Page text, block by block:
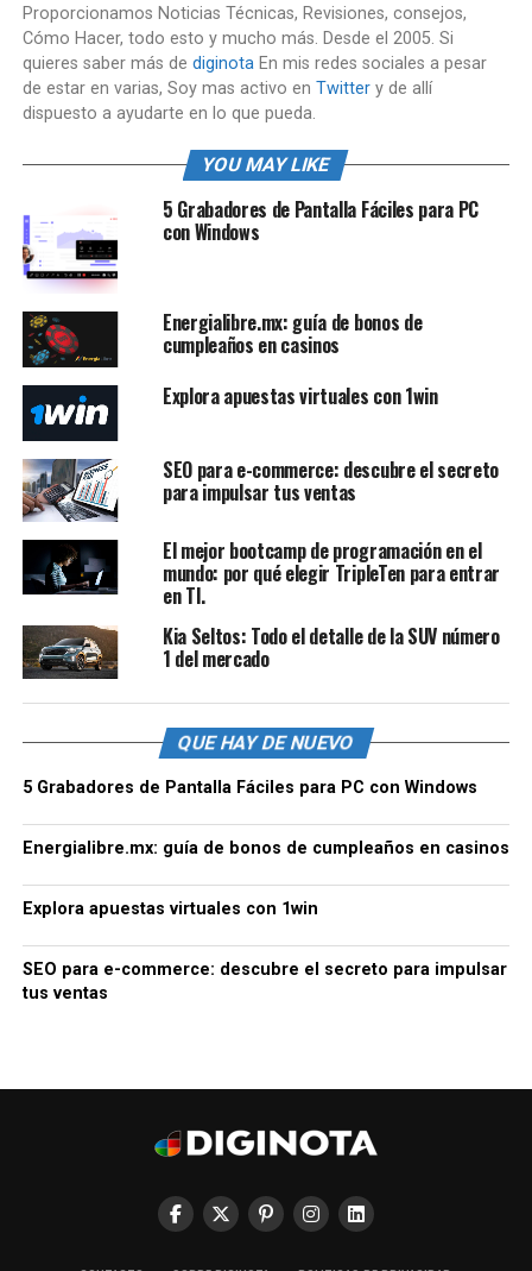
Proporcionamos Noticias Técnicas, Revisiones, consejos,
Cómo Hacer, todo esto y mucho más. Desde el 2005. Si
quieres saber más de diginotaEn mis redes sociales a pesar
de estar en varias, Soy mas activo en Twittery de allí
dispuesto a ayudarte en lo que pueda.
YOU MAY LIKE
5 Grabadores de Pantalla Fáciles para PC
con Windows
Energialibre.mx: guía de bonos de
cumpleaños en casinos
Explora apuestas virtuales con 1win
SEO para e-commerce: descubre el secreto
para impulsar tus ventas
El mejor bootcamp de programación en el
mundo: por qué elegir TripleTen para entrar
en TI.
Kia Seltos: Todo el detalle de la SUV número
1 del mercado
QUE HAY DE NUEVO
5 Grabadores de Pantalla Fáciles para PC con Windows
Energialibre.mx: guía de bonos de cumpleaños en casinos
Explora apuestas virtuales con 1win
SEO para e-commerce: descubre el secreto para impulsar
tus ventas